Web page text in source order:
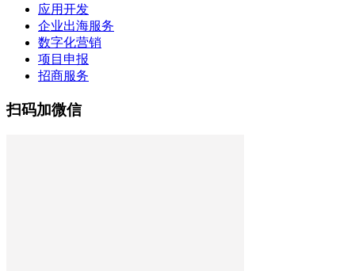
应用开发
企业出海服务
数字化营销
项目申报
招商服务
扫码加微信